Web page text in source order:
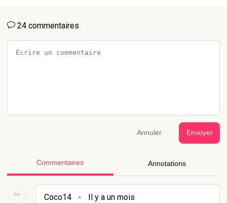
24 commentaires
Annuler Envoyer
Commentaires Annotations
Coco14 -
Il y a un mois